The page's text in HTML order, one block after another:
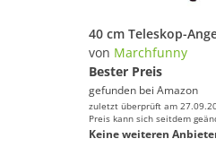
von Marchfunny
Bester Preis
gefunden bei Amazon
zuletzt überprüft am
Preis kann sich seitdem
Keine weiteren